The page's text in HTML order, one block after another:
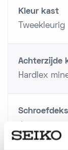
Kleur kast
Tweekleurig
Achterzijde
Hardlex